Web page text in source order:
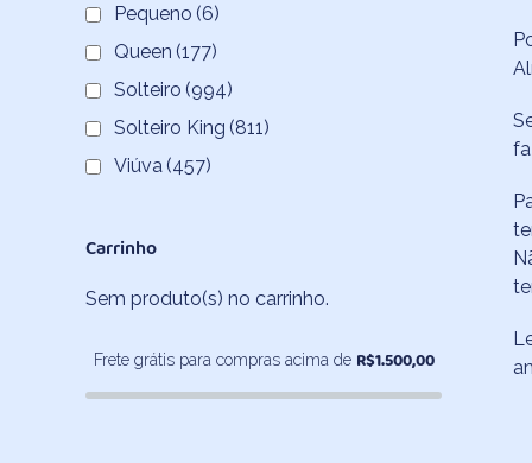
Pequeno (6)
Queen (177)
Solteiro (994)
Solteiro King (811)
Viúva (457)
Carrinho
Sem produto(s) no carrinho.
Frete grátis para compras acima de R$1.500,00